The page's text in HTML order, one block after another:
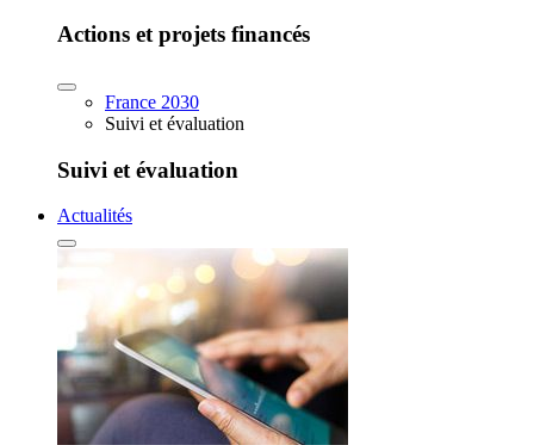
Actions et projets financés
France 2030
Suivi et évaluation
Suivi et évaluation
Actualités